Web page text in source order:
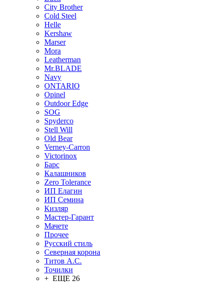
City Brother
Cold Steel
Helle
Kershaw
Marser
Mora
Leatherman
Mr.BLADE
Navy
ONTARIO
Opinel
Outdoor Edge
SOG
Spyderco
Stell Will
Old Bear
Verney-Carron
Victorinox
Барс
Калашников
Zero Tolerance
ИП Елагин
ИП Семина
Кизляр
Мастер-Гарант
Мачете
Прочее
Русский стиль
Северная корона
Титов А.С.
Точилки
+ ЕЩЕ 26